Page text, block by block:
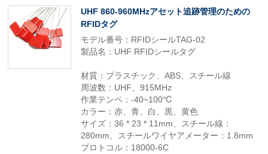
UHF 860-960MHzアセット追跡管理のための
RFIDタグ
モデル番号：RFIDシールTAG-02
製品名：UHF RFIDシールタグ
材質：プラスチック、ABS、スチール線
周波数：UHF、915MHz
作業テンペ：-40~100℃
カラー：赤、青、白、黒、黄色
サイズ：36 * 23 * 11mm、スチール線：
280mm、スチールワイヤアメーター：1.8mm
プロトコル：18000-6C